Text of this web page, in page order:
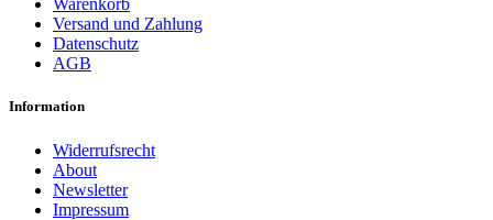
Warenkorb
Versand und Zahlung
Datenschutz
AGB
Information
Widerrufsrecht
About
Newsletter
Impressum